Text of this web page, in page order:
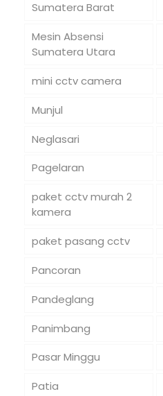
Sumatera Barat
Mesin Absensi
Sumatera Utara
mini cctv camera
Munjul
Neglasari
Pagelaran
paket cctv murah 2
kamera
paket pasang cctv
Pancoran
Pandeglang
Panimbang
Pasar Minggu
Patia